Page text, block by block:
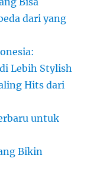
dari yang
Lebih Stylish
Hits dari
untuk
Bikin